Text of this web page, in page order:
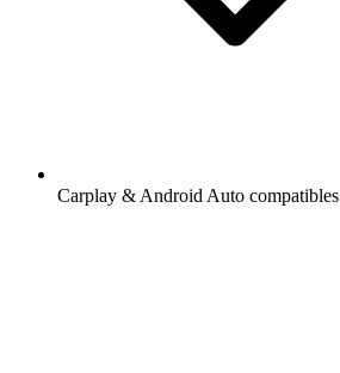
Carplay & Android Auto compatibles